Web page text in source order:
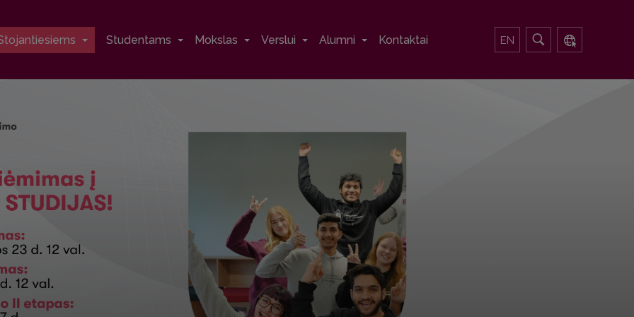
Studentams Mokslas Verslui Alumni Kontaktai EN